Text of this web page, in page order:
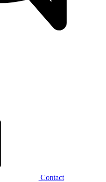
Contact